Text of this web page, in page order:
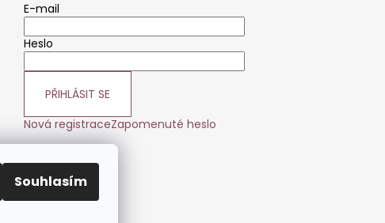
Souhlasím
E-mail
Heslo
PŘIHLÁSIT SE
Nová registraceZapomenuté heslo